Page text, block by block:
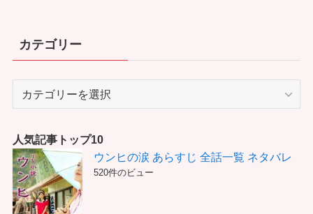
カテゴリー
リ
ー
人気記事トップ10
ウンヒの涙 あらすじ 全話一覧 ネタバレ
520件のビュー